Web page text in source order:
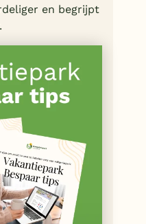
en begrijpt